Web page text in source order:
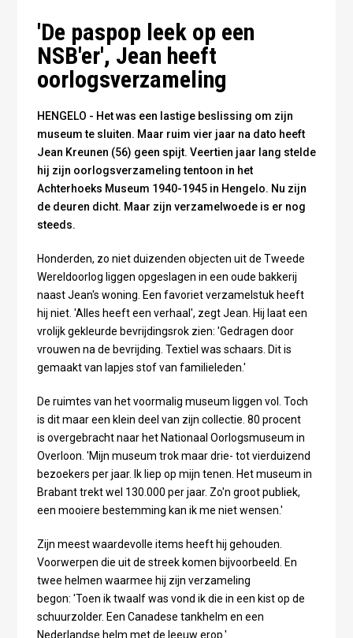
'De paspop leek op een
NSB'er', Jean heeft
oorlogsverzameling
HENGELO - Het was een lastige beslissing om zijn
museum te sluiten. Maar ruim vier jaar na dato heeft
Jean Kreunen (56) geen spijt. Veertien jaar lang stelde
hij zijn oorlogsverzameling tentoon in het
Achterhoeks Museum 1940-1945 in Hengelo. Nu zijn
de deuren dicht. Maar zijn verzamelwoede is er nog
steeds.
Honderden, zo niet duizenden objecten uit de Tweede
Wereldoorlog liggen opgeslagen in een oude bakkerij
naast Jean's woning. Een favoriet verzamelstuk heeft
hij niet. 'Alles heeft een verhaal', zegt Jean. Hij laat een
vrolijk gekleurde bevrijdingsrok zien: 'Gedragen door
vrouwen na de bevrijding. Textiel was schaars. Dit is
gemaakt van lapjes stof van familieleden.'
De ruimtes van het voormalig museum liggen vol. Toch
is dit maar een klein deel van zijn collectie. 80 procent
is overgebracht naar het Nationaal Oorlogsmuseum in
Overloon. 'Mijn museum trok maar drie- tot vierduizend
bezoekers per jaar. Ik liep op mijn tenen. Het museum in
Brabant trekt wel 130.000 per jaar. Zo'n groot publiek,
een mooiere bestemming kan ik me niet wensen.'
Zijn meest waardevolle items heeft hij gehouden.
Voorwerpen die uit de streek komen bijvoorbeeld. En
twee helmen waarmee hij zijn verzameling
begon: 'Toen ik twaalf was vond ik die in een kist op de
schuurzolder. Een Canadese tankhelm en een
Nederlandse helm met de leeuw erop.'